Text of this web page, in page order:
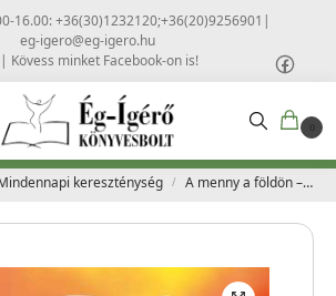
16.00: +36(30)1232120;+36(20)9256901 |
eg-igero@eg-igero.hu
| Kövess minket Facebook-on is!
0
kereszténység / A menny a földön – Alan Vincent